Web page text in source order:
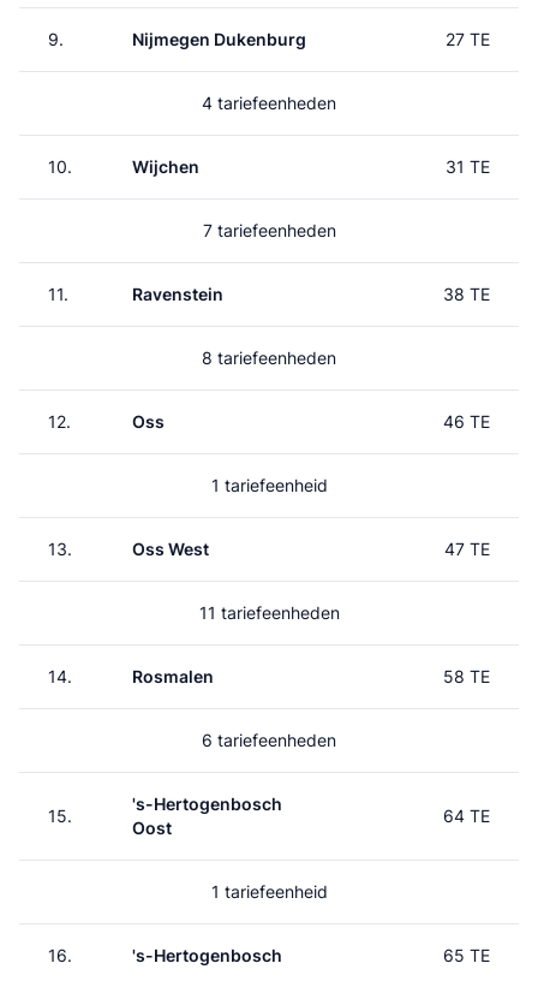
9. Nijmegen Dukenburg 27 TE
4 tariefeenheden
10. Wijchen 31 TE
7 tariefeenheden
11. Ravenstein 38 TE
8 tariefeenheden
12. Oss 46 TE
1 tariefeenheid
13. Oss West 47 TE
11 tariefeenheden
14. Rosmalen 58 TE
6 tariefeenheden
15.
's-Hertogenbosch
Oost
64 TE
1 tariefeenheid
16. 's-Hertogenbosch 65 TE